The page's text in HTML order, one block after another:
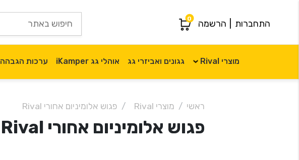
התחברות הרשמה 0
מוצרי Rival גגונים ואביזרי גג אוהלי גג iKamper ערכות הגבהה
ראשי מוצרי Rival פגוש אלומיניום אחורי Rival
פגוש אלומיניום אחורי Rival